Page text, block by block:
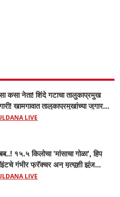
कसा नेता! शिंदे गटाचा तालुकाप्रमुख
खामगावात तालुकाप्रमुखांच्या जुगार
डीवायएसपी पथकाची धाड.. अंधारात
LIVE
१५.५ किलोचा 'मांसाचा गोळा', हिप
गंभीर फ्रॅक्चर अन् मृत्यूशी झुंज...
LIVE